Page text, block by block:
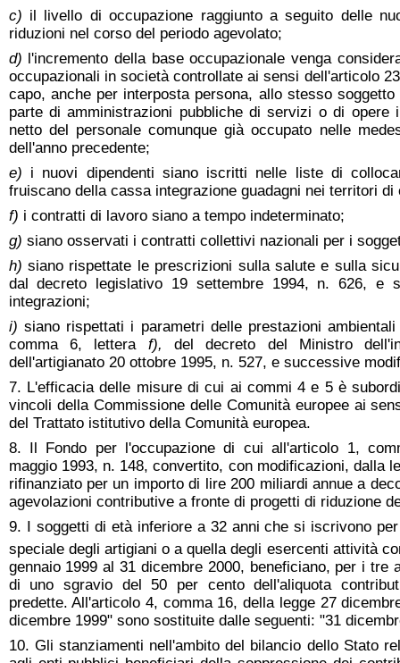
c) il livello di occupazione raggiunto a seguito delle
riduzioni nel corso del periodo agevolato;
d) l'incremento della base occupazionale venga
occupazionali in società controllate ai sensi dell'articolo
capo, anche per interposta persona, allo stesso
parte di amministrazioni pubbliche di servizi o di opere
netto del personale comunque già occupato nelle
dell'anno precedente;
e) i nuovi dipendenti siano iscritti nelle liste di
fruiscano della cassa integrazione guadagni nei territori di
f) i contratti di lavoro siano a tempo indeterminato;
g) siano osservati i contratti collettivi nazionali per i
h)siano rispettate le prescrizioni sulla salute e sulla
dal decreto legislativo 19 settembre 1994, n. 626, e
integrazioni;
i) siano rispettati i parametri delle prestazioni
comma 6, lettera f),del decreto del Ministro
dell'artigianato 20 ottobre 1995, n. 527, e successive
7. L'efficacia delle misure di cui ai commi 4 e 5 è
vincoli della Commissione delle Comunità europee ai
del Trattato istitutivo della Comunità europea.
8. Il Fondo per l'occupazione di cui all'articolo 1,
maggio 1993, n. 148, convertito, con modificazioni, dalla
rifinanziato per un importo di lire 200 miliardi annue a
agevolazioni contributive a fronte di progetti di riduzione
9. I soggetti di età inferiore a 32 anni che si iscrivono
speciale degli artigiani o a quella degli esercenti attività
gennaio 1999 al 31 dicembre 2000, beneficiano, per i tre
di uno sgravio del 50 per cento dell'aliquota
predette. All'articolo 4, comma 16, della legge 27
dicembre 1999" sono sostituite dalle seguenti: "31
10. Gli stanziamenti nell'ambito del bilancio dello Stato